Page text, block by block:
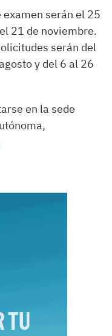
serán el 25
21 de noviembre.
serán del
y del 6 al 26
en la sede